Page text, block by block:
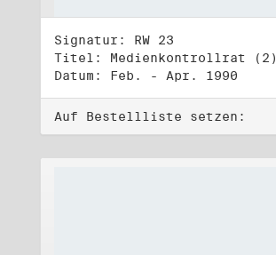
Signatur: RW 23
Titel: Medienkontrollrat (2)
Datum: Feb. - Apr. 1990
Auf Bestellliste setzen: